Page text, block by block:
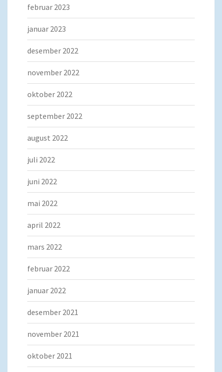
februar 2023
januar 2023
desember 2022
november 2022
oktober 2022
september 2022
august 2022
juli 2022
juni 2022
mai 2022
april 2022
mars 2022
februar 2022
januar 2022
desember 2021
november 2021
oktober 2021